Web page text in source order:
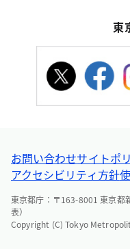
東
お問い合わせサイトポ
アクセシビリティ方針
東京都庁：〒163-8001 東京都
表）
Copyright (C) Tokyo